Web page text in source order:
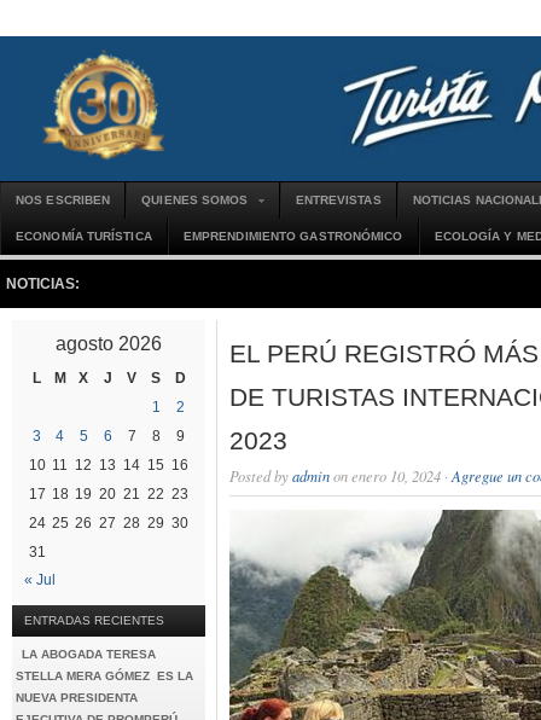
NOS ESCRIBEN QUIENES SOMOS ENTREVISTAS NOTICIAS
ECONOMÍA TURÍSTICA EMPRENDIMIENTO GASTRONÓMICO ECOLOGÍA Y
NOTICIAS:
agosto 2026
L M X J V S
D
1
2
3
4 5 6 7 8
9
10 11 12 13 14 15 16
17 18 19 20 21 22 23
24 25 26 27 28 29 30
31
« Jul
ENTRADAS RECIENTES
LA ABOGADA TERESA
STELLA MERA GÓMEZ ES LA
NUEVA PRESIDENTA
EL PERÚ REGISTRÓ
DE TURISTAS
2023
Posted byadminon enero 10, 2024 · Agregue un